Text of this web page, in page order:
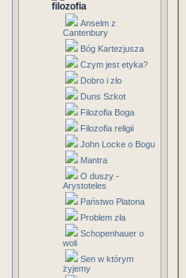
filozofia
Anselm z
Cantenbury
Bóg Kartezjusza
Czym jest etyka?
Dobro i zlo
Duns Szkot
Filozofia Boga
Filozofia religii
John Locke o Bogu
Mantra
O duszy -
Arystoteles
Państwo Platona
Problem zła
Schopenhauer o
woli
Sen w którym
żyjemy